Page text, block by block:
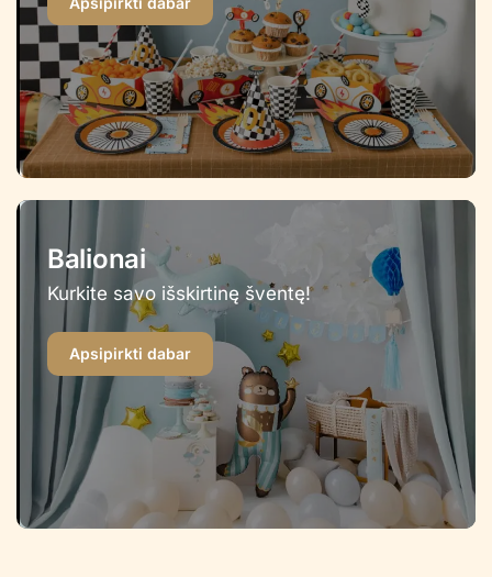
Balionai
Kurkite savo išskirtinę šventę!
Apsipirkti dabar